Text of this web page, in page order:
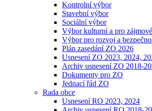
Kontrolní výbor
Stavební výbor
Sociální výbor
Výbor kulturní a pro
Výbor pro rozvoj a
Plán zasedání ZO 2026
Usnesení ZO 2023, 2024,
Archiv usnesení ZO 2018-
Dokumenty pro ZO
Jednací řád ZO
Rada obce
Usnesení RO 2023, 2024